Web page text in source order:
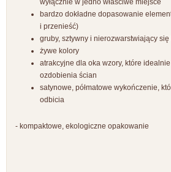
wyłącznie w jedno właściwe miejsce
bardzo dokładne dopasowanie
i przenieść)
gruby, sztywny i nierozwarstwiający się
żywe kolory
atrakcyjne dla oka wzory, które
ozdobienia ścian
satynowe, półmatowe wykończenie,
odbicia
- kompaktowe, ekologiczne opakowanie